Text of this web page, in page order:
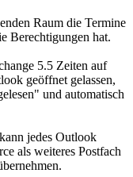
Raum die Termine
Berechtigungen hat.
5.5 Zeiten auf
geöffnet gelassen,
und automatisch
jedes Outlook
als weiteres Postfach